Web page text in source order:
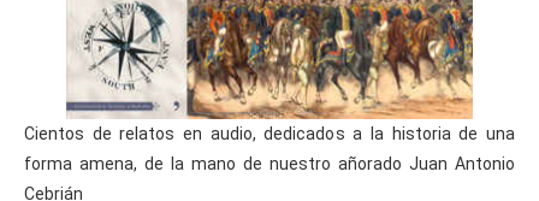
Cientos de relatos en audio, dedicados a la historia de una
forma amena, de la mano de nuestro añorado Juan Antonio
Cebrián